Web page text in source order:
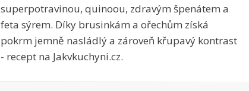
superpotravinou, quinoou, zdravým špenátem a
feta sýrem. Díky brusinkám a ořechům získá
pokrm jemně nasládlý a zároveň křupavý kontrast
- recept na Jakvkuchyni.cz.